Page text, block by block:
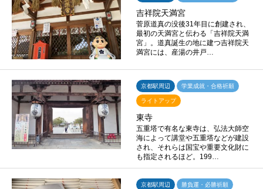
吉祥院天満宮
菅原道真の没後31年目に創建され、
最初の天満宮と伝わる「吉祥院天満
宮」。道真誕生の地に建つ吉祥院天
満宮には、産湯の井戸…
京都駅周辺 学業成就・合格祈願
ライトアップ
東寺
五重塔で有名な東寺は、弘法大師空
海によって講堂や五重塔などが建設
され、それらは国宝や重要文化財に
も指定されるほど。199…
京都駅周辺 勝負運・必勝祈願